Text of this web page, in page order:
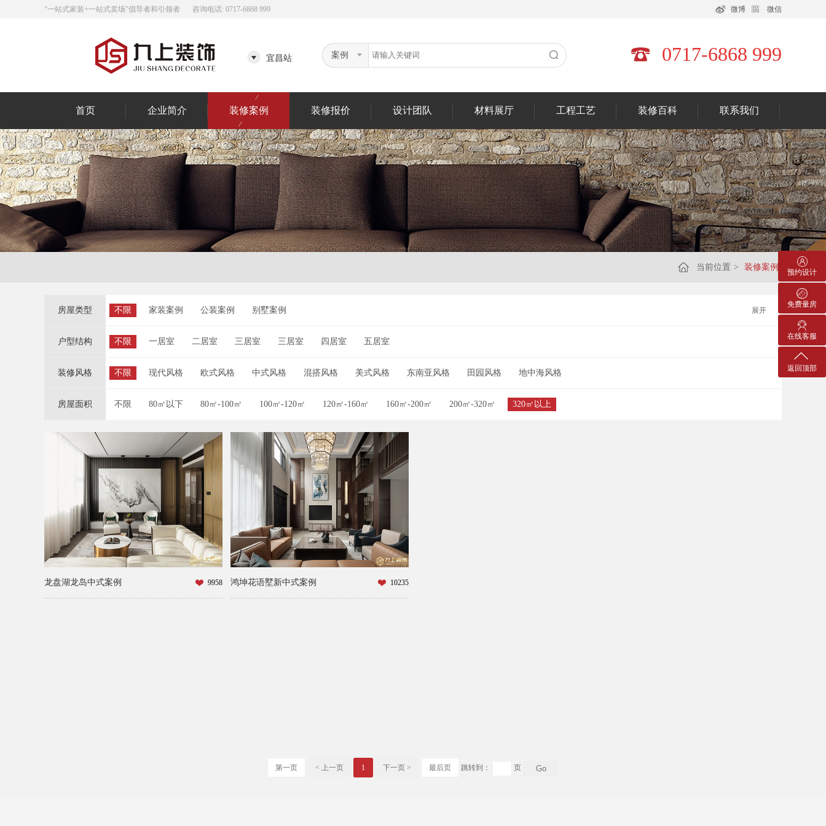
“一站式家装+一站式卖场”倡导者和引领者 咨询电话: 0717-6868 999 微博 微信
宜昌站 案例 0717-6868 999
首页 企业简介 装修案例 装修报价 设计团队 材料展厅 工程工艺 装修百科 联系我们
当前位置 > 装修案例
房屋类型 不限 家装案例 公装案例 别墅案例 展开
户型结构 不限 一居室 二居室 三居室 三居室 四居室 五居室
装修风格 不限 现代风格 欧式风格 中式风格 混搭风格 美式风格 东南亚风格 田园风格 地中海风格
房屋面积 不限 80㎡以下 80㎡-100㎡ 100㎡-120㎡ 120㎡-160㎡ 160㎡-200㎡ 200㎡-320㎡ 320㎡以上
龙盘湖龙岛中式案例 9958 鸿坤花语墅新中式案例 10235
第一页 < 上一页 1 下一页 > 最后页 跳转到： 页
预约设计
免费量房
在线客服
返回顶部